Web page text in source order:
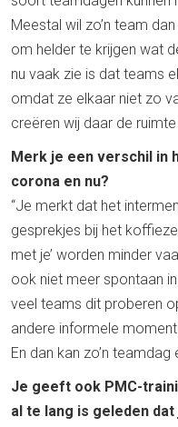
Meestal wil zo’n team
om helder te krijgen wat
nu vaak zie is dat teams
omdat ze elkaar niet zo
creëren wij daar de ruimte
Merk je een verschil in
corona en nu?
“Je merkt dat het
gesprekjes bij het
met je’ worden minder
ook niet meer spontaan
veel teams dit proberen
andere informele
En dan kan zo’n teamdag
Je geeft ook PMC-
al te lang is geleden